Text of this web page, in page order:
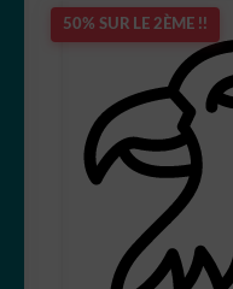
50% SUR LE 2ÈME !!